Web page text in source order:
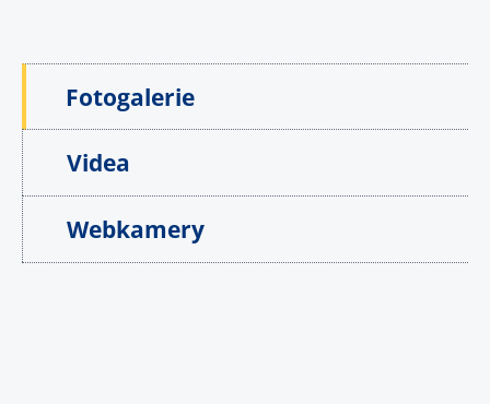
Fotogalerie
Videa
Webkamery